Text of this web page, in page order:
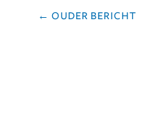
← OUDER BERICHT